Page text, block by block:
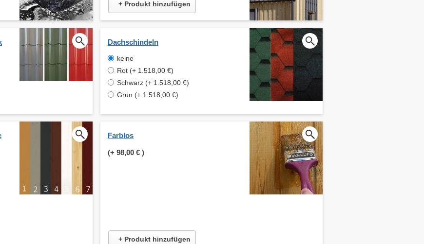
+ Produkt hinzufügen
Dachschindeln
keine
Rot (+ 1.518,00 €)
Schwarz (+ 1.518,00 €)
Grün (+ 1.518,00 €)
Farblos
(+ 98,00 € )
+ Produkt hinzufügen